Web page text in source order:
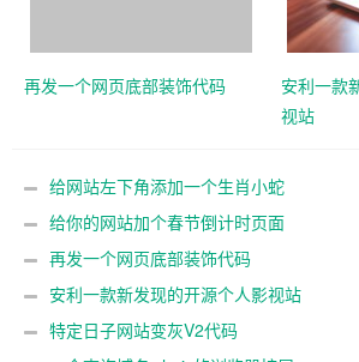
再发一个网页底部装饰代码
安利一款
视站
给网站左下角添加一个生肖小蛇
给你的网站加个春节倒计时页面
再发一个网页底部装饰代码
安利一款新发现的开源个人影视站
特定日子网站变灰V2代码